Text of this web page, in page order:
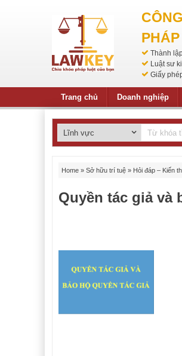
Thành
Luật sư
Giấy
Trang chủ Doanh nghiệp
Home » Sở hữu trí tuệ » Hỏi đáp – Kiến
Quyền tác giả và